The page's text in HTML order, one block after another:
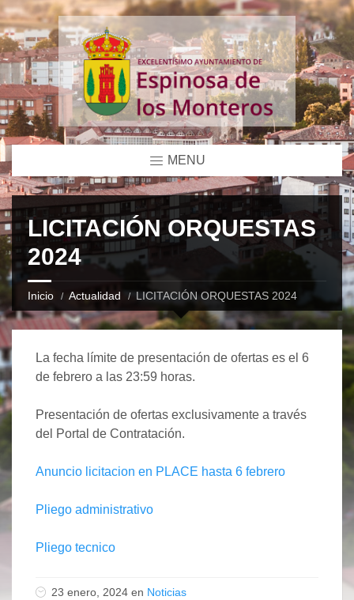
MENU
LICITACIÓN ORQUESTAS
2024
Inicio Actualidad LICITACIÓN ORQUESTAS 2024
La fecha límite de presentación de ofertas es el 6
de febrero a las 23:59 horas.
Presentación de ofertas exclusivamente a través
del Portal de Contratación.
Anuncio licitacion en PLACE hasta 6 febrero
Pliego administrativo
Pliego tecnico
23 enero, 2024 en Noticias